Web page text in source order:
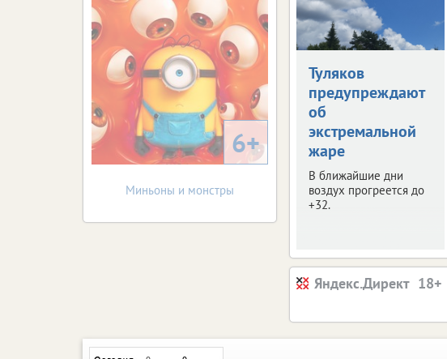
Туляков
предупреждают
об
экстремальной
жаре
В ближайшие дни
воздух прогреется до
+32.
Яндекс.Директ
6+
Миньоны и монстры